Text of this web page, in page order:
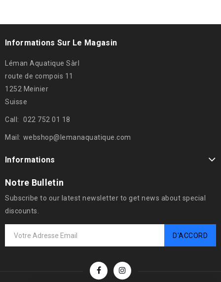
Informations Sur Le Magasin
Léman Aquatique Sàrl
route de compois 11
1252 Meinier
Suisse
Call: 022 752 01 18
Mail: webshop@lemanaquatique.com
Informations
Notre Bulletin
Subscribe to our latest newsletter to get news about special
discounts.